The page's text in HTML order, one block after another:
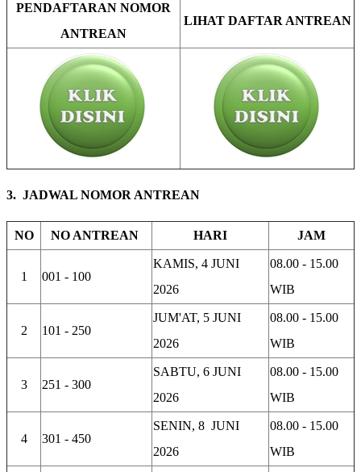
PENDAFTARAN NOMOR
ANTREAN
LIHAT DAFTAR ANTREAN
3. JADWAL NOMOR ANTREAN
NO NO ANTREAN HARI JAM
1 001 - 100
KAMIS, 4 JUNI
2026
08.00 - 15.00
WIB
2 101 - 250
JUM'AT, 5 JUNI
2026
08.00 - 15.00
WIB
3 251 - 300
SABTU, 6 JUNI
2026
08.00 - 15.00
WIB
4 301 - 450
SENIN, 8 JUNI
2026
08.00 - 15.00
WIB